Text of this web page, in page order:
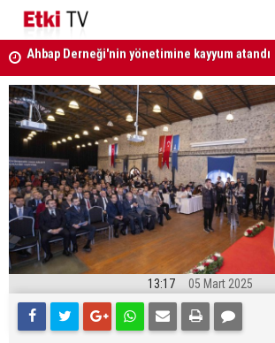
Türkiye, Suudi Arabistan ve Pakistan'dan
Savunma Anlaşması
13:17 05 Mart 2025